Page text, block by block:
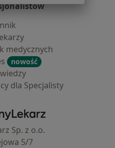
medycznych
nowość
dla Specjalisty
ZnanyLekarz - Strona główna
Sp. z o.o.
5/7